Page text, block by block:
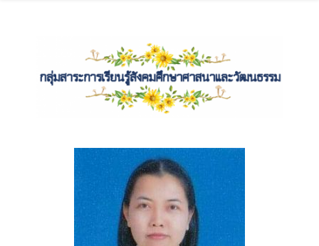
SAR
ข้อมูลการศึกษาต่อ
ข้อมูลทางวิชาการ
ข้อมูลสถิตินักเรียน